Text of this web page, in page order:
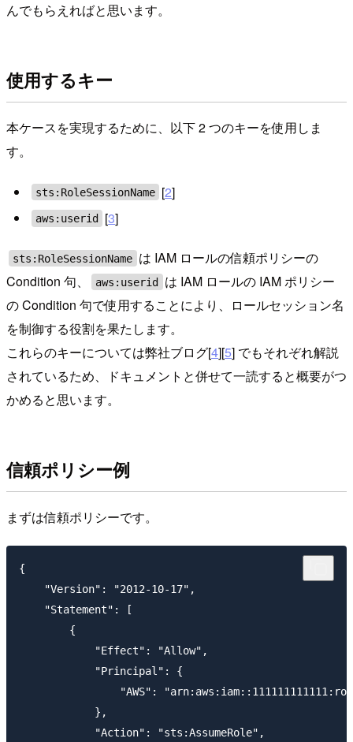
んでもらえればと思います。
使用するキー
本ケースを実現するために、以下 2 つのキーを使用しま
す。
sts:RoleSessionName [2]
aws:userid [3]
sts:RoleSessionName は IAM ロールの信頼ポリシーの
Condition 句、
aws:userid は IAM ロールの IAM ポリシー
の Condition 句で使用することにより、ロールセッション名
を制御する役割を果たします。
これらのキーについては弊社ブログ[4][5] でもそれぞれ解説
されているため、ドキュメントと併せて一読すると概要がつ
かめると思います。
信頼ポリシー例
まずは信頼ポリシーです。
{
    "Version": "2012-10-17",
    "Statement": [
        {
            "Effect": "Allow",
            "Principal": {
"AWS":
            },
            "Action": "sts:AssumeRole",